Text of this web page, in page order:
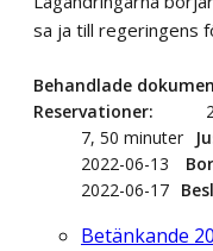
sa ja till regeringens
Behandlade
Reservationer
7, 50 minuter
2022-06-13
2022-06-17
Betänkande